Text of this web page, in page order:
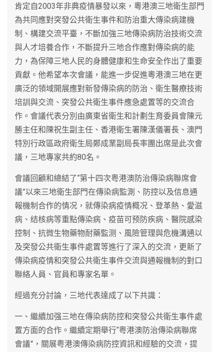
肯定自2003年非典疫情暴發以來，粵港澳三地衛生部門
為共同應對突發公共衛生事件和防治重大傳染病建機
制、構建交流平臺，不斷加強三地傳染病防治技術交流
與人才培養合作，不斷提升三地合作應對傳染病的能
力，為保障三地人民的身體健康和生命安全作出了重要
貢獻。他希望本次會議，能進一步促進粵港澳三地在更
廣泛的領域開展應對新發傳染病的防治、衛生醫療技術
培訓與交流、突發公共衛生事件應急處置等的交流合
作。會議代表分別由廣東省衛生和計劃生育委員會陳元
勝主任和陳祝生副主任、香港衛生署陳漢儀署長、澳門
特別行政區政府衛生局鄭成業副局長率團出席是此次會
議，三地專家共約80名。
會議回顧和總結了“第十四次粤港澳防治傳染病聯席會
議”以來三地衛生部門在傳染病監測、防控以及信息通
報機制合作的情况，就傳染病疫情概况、登革熱、愛滋
病、结核病等重點傳染病、疫苗可预防疾病、醫院感染
控制、抗微生物藥物耐藥監测、風險管理與危機溝通以
及突發公共衛生事件處置等進行了深入的交流，更新了
傳染病疫情和突發公共衛生事件交流與通報機制的對口
聯絡人員、官員和專家名單。
經過充分討論，三地代表達成了以下共識：
一、繼續加强三地在傳染病防控和突發公共衛生事件處
置方面的合作。繼續定期舉行“粤港澳防治傳染病聯席
會議”，關展粤港澳傳染病防控資訊和經驗的交流，提